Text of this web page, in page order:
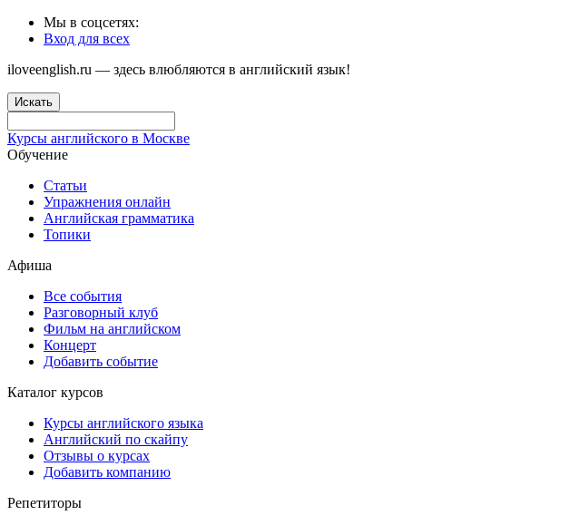
Мы в соцсетях:
Вход для всех
iloveenglish.ru — здесь влюбляются в английский язык!
Искать
Курсы английского в Москве
Обучение
Статьи
Упражнения онлайн
Английская грамматика
Топики
Афиша
Все события
Разговорный клуб
Фильм на английском
Концерт
Добавить событие
Каталог курсов
Курсы английского языка
Английский по скайпу
Отзывы о курсах
Добавить компанию
Репетиторы